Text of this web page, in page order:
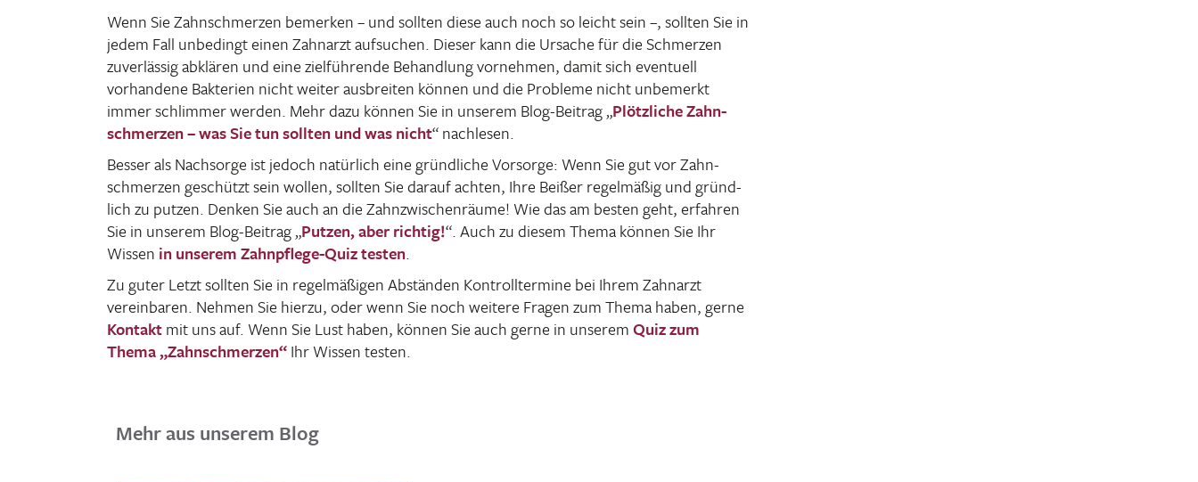
Wenn Sie Zahn­schmerzen bemerken – und sollten diese auch noch so leicht sein –, sollten Sie in
jedem Fall unbe­dingt einen Zahn­arzt aufsu­chen. Dieser kann die Ursache für die Schmerzen
zuver­lässig abklären und eine ziel­füh­rende Behand­lung vornehmen, damit sich even­tuell
vorhan­dene Bakte­rien nicht weiter ausbreiten können und die Probleme nicht unbe­merkt
immer schlimmer werden. Mehr dazu können Sie in unserem Blog-Beitrag „Plötz­liche Zahn­
schmerzen – was Sie tun sollten und was nicht“ nach­lesen.
Besser als Nach­sorge ist jedoch natür­lich eine gründ­liche Vorsorge: Wenn Sie gut vor Zahn­
schmerzen geschützt sein wollen, sollten Sie darauf achten, Ihre Beißer regel­mäßig und gründ­
lich zu putzen. Denken Sie auch an die Zahn­zwi­schen­räume! Wie das am besten geht, erfahren
Sie in unserem Blog-Beitrag „Putzen, aber richtig!“. Auch zu diesem Thema können Sie Ihr
Wissen in unserem Zahn­pflege-Quiz testen.
Zu guter Letzt sollten Sie in regel­mä­ßigen Abständen Kontroll­ter­mine bei Ihrem Zahn­arzt
verein­baren. Nehmen Sie hierzu, oder wenn Sie noch weitere Fragen zum Thema haben, gerne
Kontaktmit uns auf. Wenn Sie Lust haben, können Sie auch gerne in unseremQuiz zum
Thema „Zahn­schmerzen“Ihr Wissen testen.
Mehr aus unserem Blog